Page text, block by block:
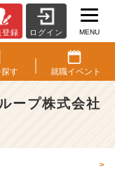
登録 ログイン MENU
探す 就職イベント
ープ株式会社
>